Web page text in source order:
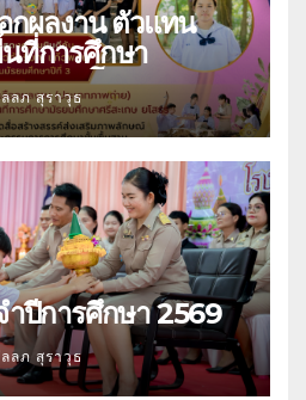
กผลงาน ตัวแทน
ที่การศึกษา
เกษ ยโสธร
ลภ สุราวุธ
ำปีการศึกษา 2569
ลภ สุราวุธ